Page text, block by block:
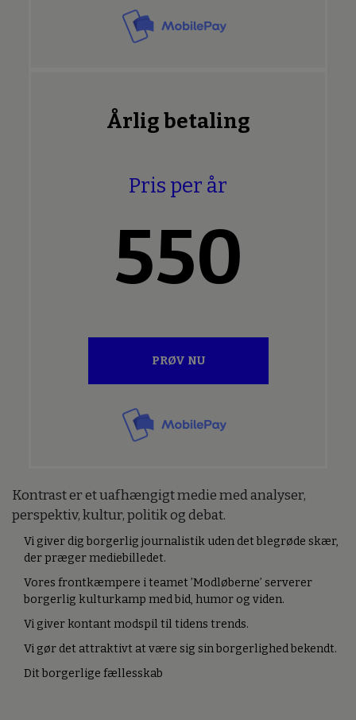
Årlig betaling
Pris per år
550
PRØV NU
Kontrast er et uafhængigt medie med analyser,
perspektiv, kultur, politik og debat.
Vi giver dig borgerlig journalistik uden det blegrøde skær,
der præger mediebilledet.
Vores frontkæmpere i teamet ’Modløberne’ serverer
borgerlig kulturkamp med bid, humor og viden.
Vi giver kontant modspil til tidens trends.
Vi gør det attraktivt at være sig sin borgerlighed bekendt.
Dit borgerlige fællesskab